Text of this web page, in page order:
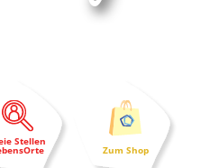
Stellen
Zum Shop